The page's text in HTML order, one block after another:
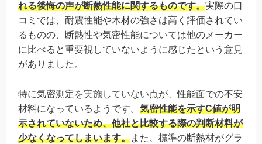
れる後悔の声が断熱性能に関するものです。実際の口
コミでは、耐震性能や木材の強さは高く評価されてい
るものの、断熱性や気密性能については他のメーカー
に比べると重要視していないように感じたという意見
がありました。
特に気密測定を実施していない点が、性能面での不安
材料になっているようです。 気密性能を示すC値が明
示されていないため、他社と比較する際の判断材料が
少なくなってしまいます。また、標準の断熱材がグラ